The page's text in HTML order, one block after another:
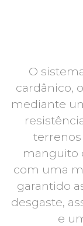
O
cardânico,
mediante
terrenos
manguito
com uma
garantido
desgaste,
e